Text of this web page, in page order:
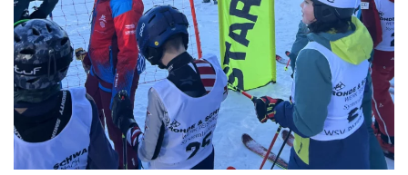
GRÖSSER ANZEIGEN